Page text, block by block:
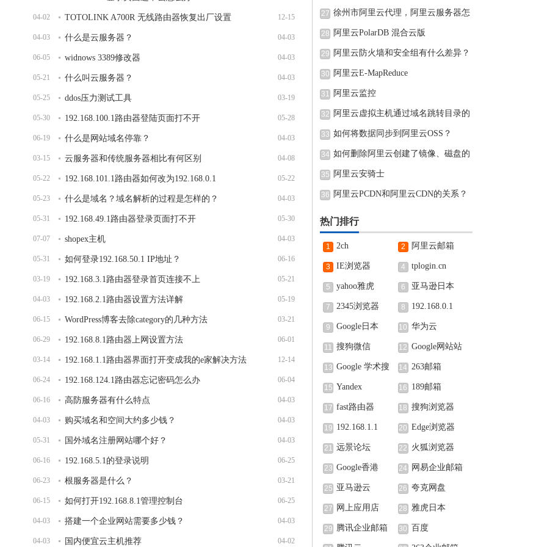
04-02 12-15
TOTOLINK A700R 无线路由器恢复出厂设置
04-03 04-03
什么是云服务器？
06-05 04-03
widnows 3389修改器
05-21 04-03
什么叫云服务器？
05-25 03-19
ddos压力测试工具
05-30 05-28
192.168.100.1路由器登陆页面打不开
06-19 04-03
什么是网站域名停靠？
03-15 04-08
云服务器和传统服务器相比有何区别
05-22 05-22
192.168.101.1路由器如何改为192.168.0.1
05-23 04-03
什么是域名？域名解析的过程是怎样的？
05-31 05-30
192.168.49.1路由器登录页面打不开
07-07 04-03
shopex主机
05-31 06-16
如何登录192.168.50.1 IP地址？
03-19 05-21
192.168.3.1路由器登录首页连接不上
04-03 05-19
192.168.2.1路由器设置方法详解
06-15 03-21
WordPress博客去除category的几种方法
06-29 06-01
192.168.8.1路由器上网设置方法
03-14 12-14
192.168.1.1路由器界面打开变成我的e家解决方法
06-24 06-04
192.168.124.1路由器忘记密码怎么办
06-16 04-03
高防服务器有什么特点
04-03 04-03
购买域名和空间大约多少钱？
05-31 04-03
国外域名注册网站哪个好？
06-16 06-25
192.168.5.1的登录说明
06-23 03-21
根服务器是什么？
06-15 06-25
如何打开192.168.8.1管理控制台
04-03 04-03
搭建一个企业网站需要多少钱？
04-03 04-02
国内便宜云主机推荐
27 徐州市阿里云代理，阿里云服务器怎
28 阿里云PolarDB 混合云版
29 阿里云防火墙和安全组有什么差异？
30 阿里云E-MapReduce
31 阿里云监控
32 阿里云虚拟主机通过域名跳转目录的
33 如何将数据同步到阿里云OSS？
34 如何删除阿里云创建了镜像、磁盘的
35 阿里云安骑士
36 阿里云PCDN和阿里云CDN的关系？
热门排行
1 2ch 2 阿里云邮箱
3 IE浏览器 4 tplogin.cn
5 yahoo雅虎 6 亚马逊日本
7 2345浏览器 8 192.168.0.1
9 Google日本 10 华为云
11 搜狗微信 12 Google网站站
长中心
13 Google 学术搜
索
14 263邮箱
15 Yandex 16 189邮箱
17 fast路由器 18 搜狗浏览器
19 192.168.1.1 20 Edge浏览器
21 远景论坛 22 火狐浏览器
23 Google香港 24 网易企业邮箱
25 亚马逊云 26 夸克网盘
27 网上应用店 28 雅虎日本
29 腾讯企业邮箱 30 百度